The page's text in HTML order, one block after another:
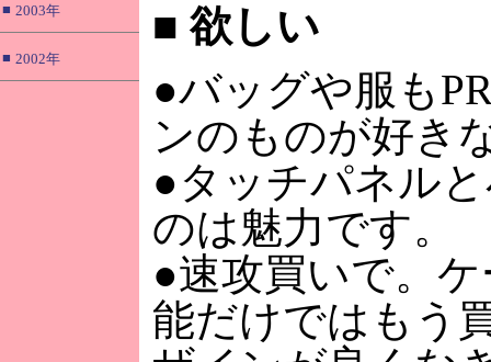
■ 2003年
■ 2002年
■ 欲しい
●バッグや服も
ンのものが好き
●タッチパネル
のは魅力です。
●速攻買いで。
能だけではもう